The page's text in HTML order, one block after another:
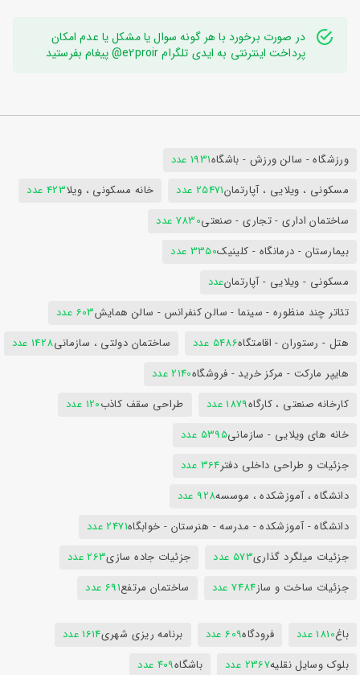
در صورت برخورد با هر گونه سوال یا مشکل یا عدم امکان
پرداخت اینترنتی به ایدی تلگرام e2proir@ پیغام بفرستید
ورزشگاه - سالن ورزش - باشگاه1931 عدد
مسکونی ، ویلایی ، آپارتمان25471 عدد خانه مسکونی ، ویلا423 عدد
ساختمان اداری - تجاری - صنعتی7830 عدد
بیمارستان - درمانگاه - کلینیک3350 عدد
مسکونی - ویلایی - آپارتمانعدد
تئاتر چند منظوره - سینما - سالن کنفرانس - سالن همایش603 عدد
هتل - رستوران - اقامتگاه5486 عدد ساختمان دولتی ، سازمانی1428 عدد
هایپر مارکت - مرکز خرید - فروشگاه2140 عدد
کارخانه صنعتی ، کارگاه1879 عدد طراحی سقف کاذب120 عدد
خانه های ویلایی - سازمانی5395 عدد
جزئیات و طراحی داخلی دفتر364 عدد
دانشگاه ، آموزشکده ، موسسه928 عدد
دانشگاه - آموزشکده - مدرسه - هنرستان - خوابگاه2471 عدد
جزئیات میلگرد گذاری573 عدد جزئیات جاده سازی263 عدد
جزئیات ساخت و ساز7484 عدد ساختمان مرتفع691 عدد
باغ1810 عدد فرودگاه609 عدد برنامه ریزی شهری1614 عدد
بلوک وسایل نقلیه2367 عدد باشگاه409 عدد